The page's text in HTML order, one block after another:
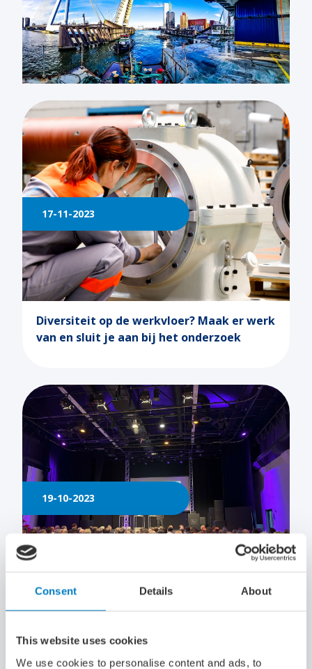
Consent Details About
This website uses cookies
We use cookies to personalise content and ads, to
17-11-2023
Diversiteit op de werkvloer? Maak er werk
van en sluit je aan bij het onderzoek
19-10-2023